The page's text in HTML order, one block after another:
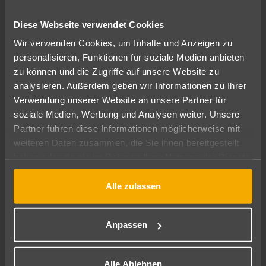
Diese Webseite verwendet Cookies
Wir verwenden Cookies, um Inhalte und Anzeigen zu
personalisieren, Funktionen für soziale Medien anbieten
zu können und die Zugriffe auf unsere Website zu
analysieren. Außerdem geben wir Informationen zu Ihrer
Verwendung unserer Website an unsere Partner für
soziale Medien, Werbung und Analysen weiter. Unsere
Partner führen diese Informationen möglicherweise mit
weiteren Daten zusammen, die Sie ihnen bereitgestellt
gesammelt haben.
Alle zulassen
Anpassen
Alle Ablehnen
Wuppertal
wissen, wer dein zukünftiger Arbeitgeber ist, denn du sollst
schließlich ein Teil unseres Teams werden.„Urlaub in besten
Händen“- dafür sorgen wir!Eine spannende Reise, die schon
seit mehr als 100 Jahren andauert,...
Mehr
To view this video, you must accept marketing cookies.